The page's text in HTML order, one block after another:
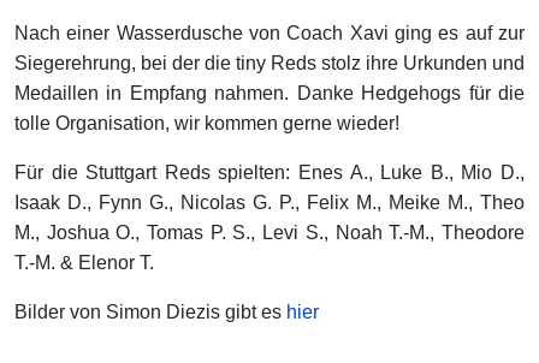
Nach einer Wasserdusche von Coach Xavi ging es auf zur
Siegerehrung, bei der die tiny Reds stolz ihre Urkunden und
Medaillen in Empfang nahmen. Danke Hedgehogs für die
tolle Organisation, wir kommen gerne wieder!
Für die Stuttgart Reds spielten: Enes A., Luke B., Mio D.,
Isaak D., Fynn G., Nicolas G. P., Felix M., Meike M., Theo
M., Joshua O., Tomas P. S., Levi S., Noah T.-M., Theodore
T.-M. & Elenor T.
Bilder von Simon Diezis gibt es hier